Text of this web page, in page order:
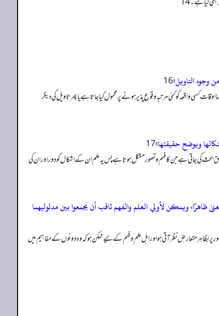
وجوه التاویل»
واقعہ کو کئی مرتبہ وقوع پذیر ہونے پر محمول کیا جاتا ہے یا پھر تاویل کی دیگر
ویوضح حقیقتھا»
کی جاتی ہے جن کا فہم و تصور مشکل ہوتا ہے پس یہ علم ان کے اشکال کو دور اور ان کی
ظاهرًا، ویمکن لأولي العلم والفھم ثاقب أن یجمعوا بین مدلولیھما
متعارض نظر آتی ہو اور اہل علم و فہم کے لیے ممکن ہو کہ وہ دونوں کے مفاہیم میں